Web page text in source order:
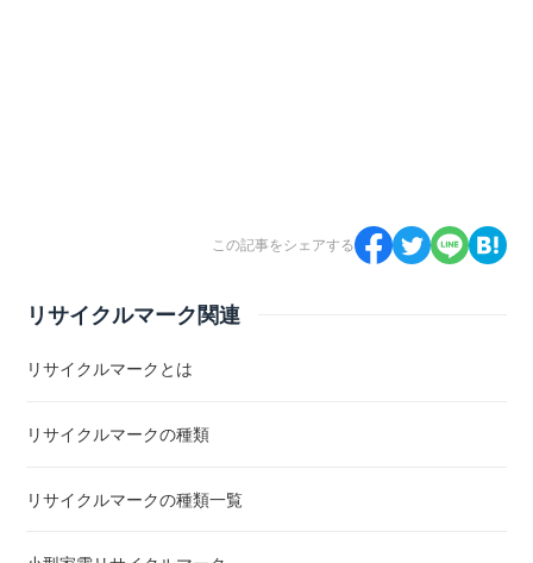
この記事をシェアする
リサイクルマーク関連
リサイクルマークとは
リサイクルマークの種類
リサイクルマークの種類一覧